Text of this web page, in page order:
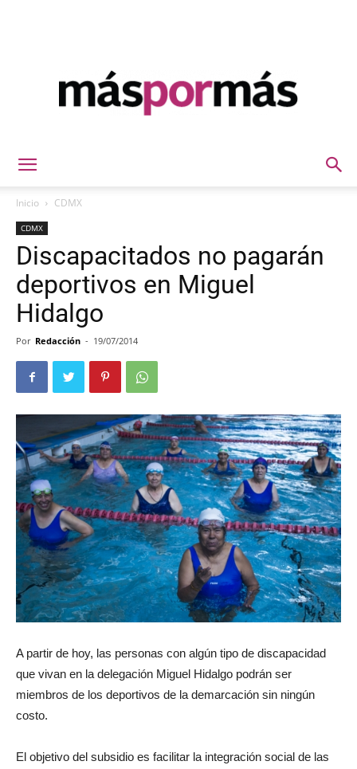
Inicio CDMX
CDMX
Discapacitados no pagarán
deportivos en Miguel
Hidalgo
Por Redacción - 19/07/2014
A partir de hoy, las personas con algún tipo de discapacidad
que vivan en la delegación Miguel Hidalgo podrán ser
miembros de los deportivos de la demarcación sin ningún
costo.
El objetivo del subsidio es facilitar la integración social de las